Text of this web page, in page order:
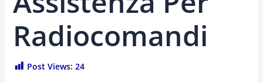
Radiocomandi
Post Views: 24